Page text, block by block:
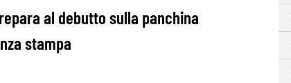
al debutto sulla panchina
stampa